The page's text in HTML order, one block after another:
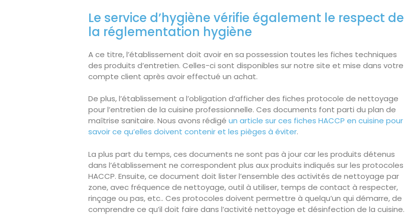
Le service d’hygiène vérifie également le respect de
la réglementation hygiène
A ce titre, l’établissement doit avoir en sa possession toutes les fiches techniques
des produits d’entretien. Celles-ci sont disponibles sur notre site et mise dans votre
compte client après avoir effectué un achat.
De plus, l’établissement a l’obligation d’afficher des fiches protocole de nettoyage
pour l’entretien de la cuisine professionnelle. Ces documents font parti du plan de
maîtrise sanitaire. Nous avons rédigé un article sur ces fiches HACCP en cuisine pour
savoir ce qu’elles doivent contenir et les pièges à éviter.
La plus part du temps, ces documents ne sont pas à jour car les produits détenus
dans l’établissement ne correspondent plus aux produits indiqués sur les protocoles
HACCP. Ensuite, ce document doit lister l’ensemble des activités de nettoyage par
zone, avec fréquence de nettoyage, outil à utiliser, temps de contact à respecter,
rinçage ou pas, etc.. Ces protocoles doivent permettre à quelqu’un qui démarre, de
comprendre ce qu’il doit faire dans l’activité nettoyage et désinfection de la cuisine.